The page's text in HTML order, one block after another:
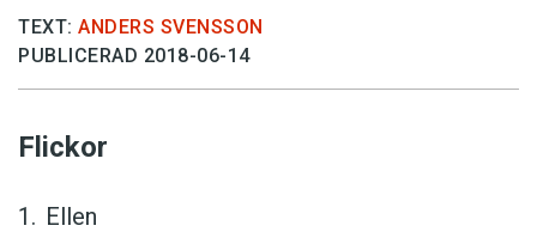
TEXT: ANDERS SVENSSON
PUBLICERAD 2018-06-14
Flickor
Ellen